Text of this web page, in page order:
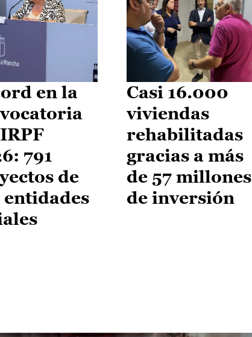
en la
791
de
entidades
Casi 16.000
viviendas
rehabilitadas
gracias a más
de 57 millones
de inversión